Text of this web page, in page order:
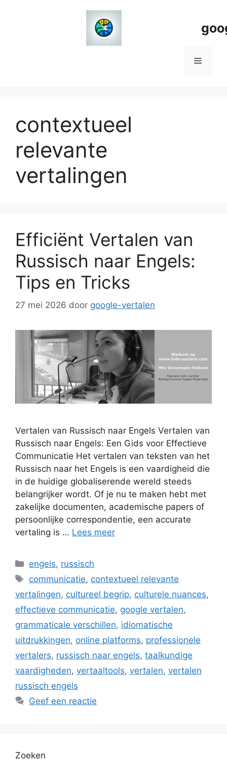
Menu
contextueel
relevante
vertalingen
Efficiënt Vertalen van
Russisch naar Engels:
Tips en Tricks
27 mei 2026 door google-vertalen
Vertalen van Russisch naar Engels Vertalen van
Russisch naar Engels: Een Gids voor Effectieve
Communicatie Het vertalen van teksten van het
Russisch naar het Engels is een vaardigheid die
in de huidige globaliserende wereld steeds
belangrijker wordt. Of je nu te maken hebt met
zakelijke documenten, academische papers of
persoonlijke correspondentie, een accurate
vertaling is … Lees meer
Categorieën
engels, russisch
Tags
communicatie, contextueel relevante
vertalingen, cultureel begrip, culturele nuances,
effectieve communicatie, google vertalen,
grammaticale verschillen, idiomatische
uitdrukkingen, online platforms, professionele
vertalers, russisch naar engels, taalkundige
vaardigheden, vertaaltools, vertalen, vertalen
russisch engels
Geef een reactie
Zoeken